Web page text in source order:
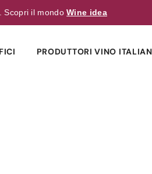
Scopri il mondoWine idea
PRODUTTORI VINO